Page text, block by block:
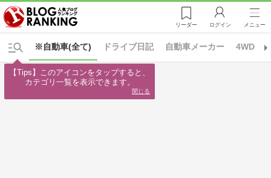
リーダー ログイン メニュー
※自動車(全て) ドライブ日記 自動車メーカー 4WD・
【Tips】このアイコンをタップすると、
カテゴリ一覧を表示できます。
閉じる